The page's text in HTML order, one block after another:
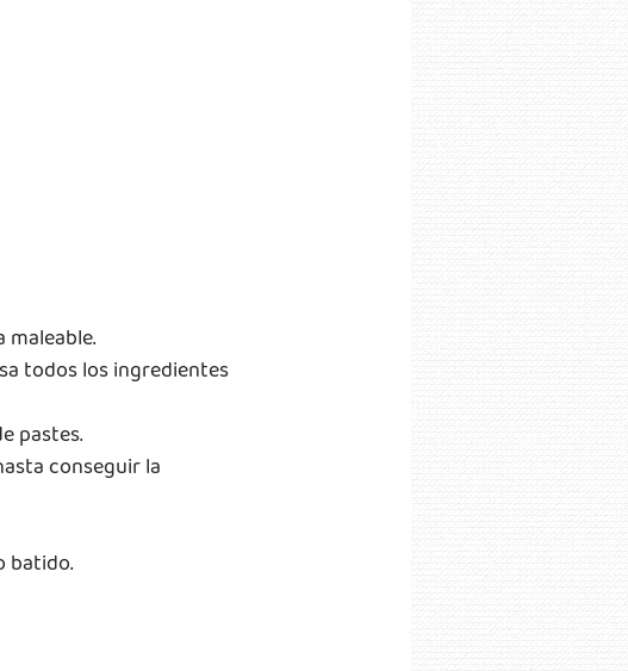
maleable.
todos los ingredientes
pastes.
conseguir la
batido.